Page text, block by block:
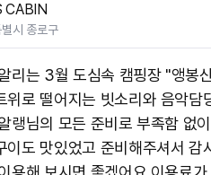
CABIN
시 종로구
리는 3월 도심속 캠핑장 "앵봉
위로 떨어지는 빗소리와 음악담
랭님의 모든 준비로 부족함 없
이도 맛있었고 준비해주셔서 감